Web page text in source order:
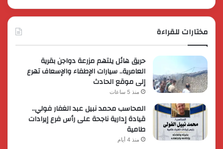
مختارات للقراءة
حريق هائل يلتهم مزرعة دواجن بقرية
العامرية.. سيارات الإطفاء والإسعاف تهرع
إلى موقع الحادث
منذ 5 ساعات
المحاسب محمد نبيل عبد الغفار فولي..
قيادة إدارية ناجحة على رأس فرع إيرادات
طامية
منذ 4 أيام